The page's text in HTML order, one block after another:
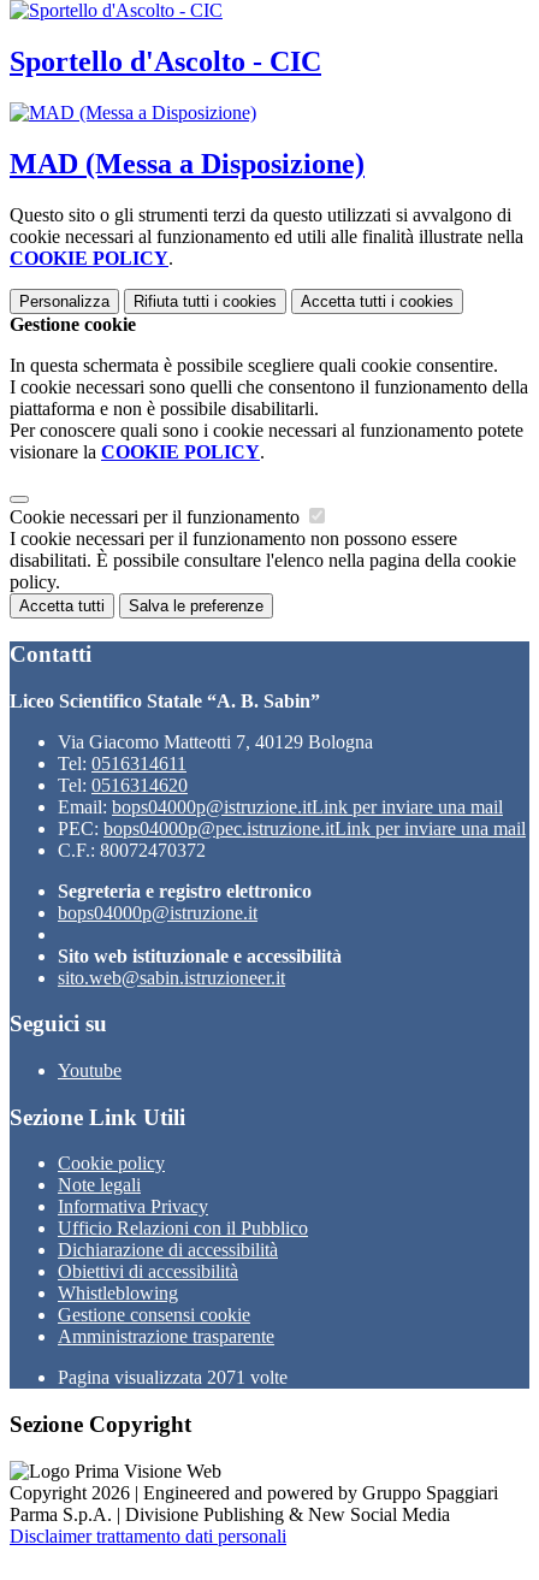
Sportello d'Ascolto - CIC
MAD (Messa a Disposizione)
Questo sito o gli strumenti terzi da questo utilizzati si avvalgono di
cookie necessari al funzionamento ed utili alle finalità illustrate nella
COOKIE POLICY.
Personalizza Rifiuta tutti i cookies Accetta tutti i cookies
Gestione cookie
In questa schermata è possibile scegliere quali cookie consentire.
I cookie necessari sono quelli che consentono il funzionamento della
piattaforma e non è possibile disabilitarli.
Per conoscere quali sono i cookie necessari al funzionamento potete
visionare la COOKIE POLICY.
Cookie necessari per il funzionamento
I cookie necessari per il funzionamento non possono essere
disabilitati. È possibile consultare l'elenco nella pagina della cookie
policy.
Accetta tutti Salva le preferenze
Contatti
Liceo Scientifico Statale “A. B. Sabin”
Via Giacomo Matteotti 7, 40129 Bologna
Tel: 0516314611
Tel: 0516314620
Email: bops04000p@istruzione.itLink per inviare una mail
PEC: bops04000p@pec.istruzione.itLink per inviare una mail
C.F.: 80072470372
Segreteria e registro elettronico
bops04000p@istruzione.it
Sito web istituzionale e accessibilità
sito.web@sabin.istruzioneer.it
Seguici su
Youtube
Sezione Link Utili
Cookie policy
Note legali
Informativa Privacy
Ufficio Relazioni con il Pubblico
Dichiarazione di accessibilità
Obiettivi di accessibilità
Whistleblowing
Gestione consensi cookie
Amministrazione trasparente
Pagina visualizzata 2071 volte
Sezione Copyright
Copyright 2026 | Engineered and powered by Gruppo Spaggiari
Parma S.p.A. | Divisione Publishing & New Social Media
Disclaimer trattamento dati personali